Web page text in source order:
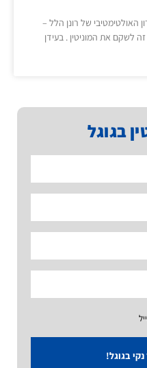
בגוגל
בגוגל!
האולטימטיבי של רונן הלל –
לשקם את המוניטין . בעידן